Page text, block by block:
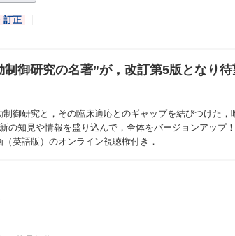
訂正
制御研究の名著”が，改訂第5版となり待
御研究と，その臨床適応とのギャップを結びつけた，
の知見や情報を盛り込んで，全体をバージョンアップ！
英語版）のオンライン視聴権付き．